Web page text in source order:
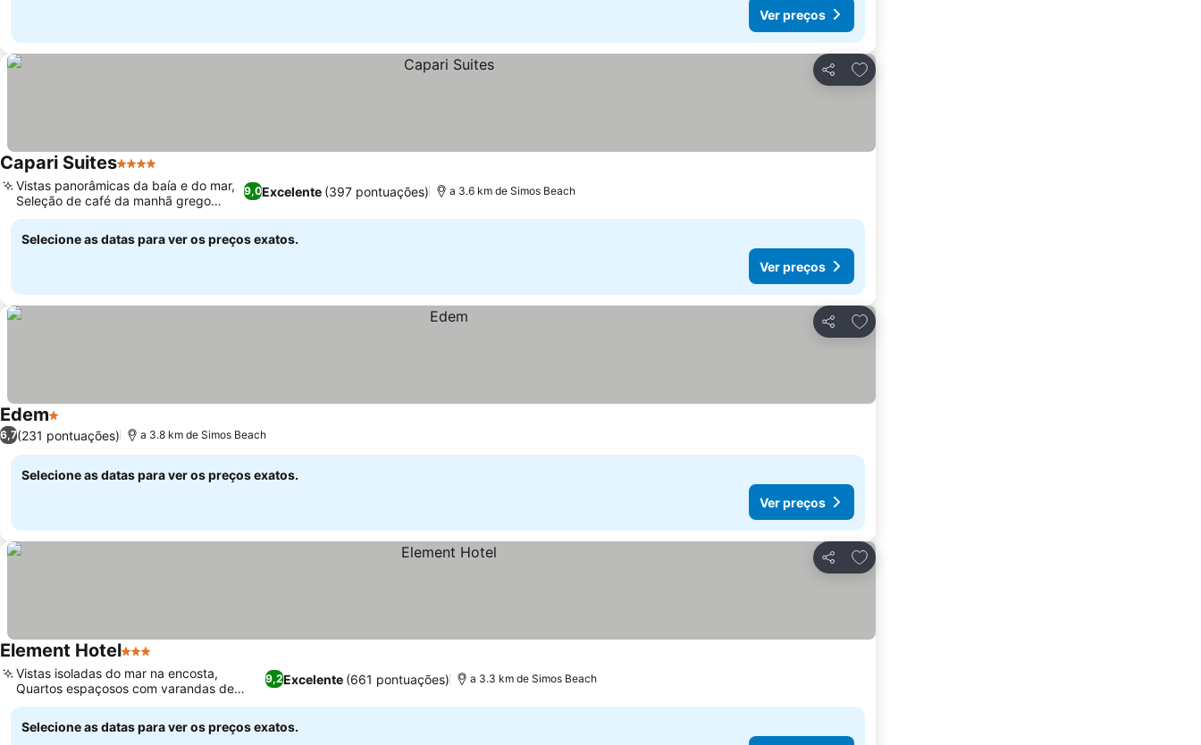
Ver preços
Partilhar
Adicionar aos favoritos
Capari Suites4 Estrelas
9,0Excelente (397 pontuações)
Vistas panorâmicas da baía e do mar,
Seleção de café da manhã grego
caseiro
a 3.6 km de Simos Beach
Selecione as datas para ver os preços exatos.
Ver preços
Partilhar
Adicionar aos favoritos
Edem1 Estrelas
6,7(231 pontuações) a 3.8 km de Simos Beach
Selecione as datas para ver os preços exatos.
Ver preços
Partilhar
Adicionar aos favoritos
Element Hotel3 Estrelas
9,2Excelente (661 pontuações)
Vistas isoladas do mar na encosta,
Quartos espaçosos com varandas de
frente para o mar
a 3.3 km de Simos Beach
Selecione as datas para ver os preços exatos.